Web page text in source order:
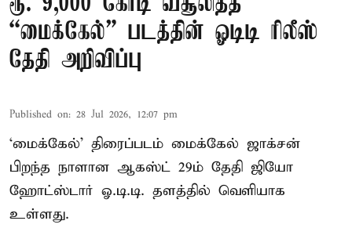
“மைக்கேல்” படத்தின் ஓடிடி ரிலீஸ்
தேதி அறிவிப்பு
Published on: 28 Jul 2026, 12:07 pm
‘மைக்கேல்’ திரைப்படம் மைக்கேல் ஜாக்சன்
பிறந்த நாளான ஆகஸ்ட் 29ம் தேதி ஜியோ
ஹோட்ஸ்டார் ஓ.டி.டி. தளத்தில் வெளியாக
உள்ளது.